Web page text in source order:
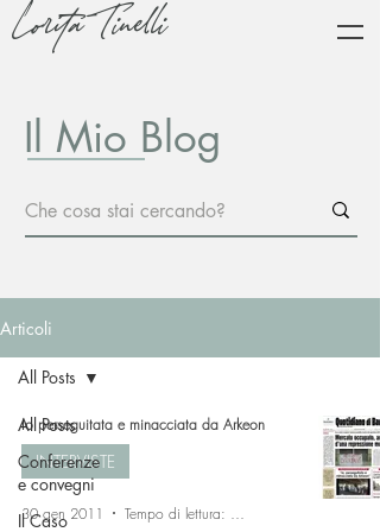
Lorita Tinelli
Il Mio Blog
Articoli
All Posts
Conferenze
e convegni
Il Caso
All Posts
Io perseguitata e minacciata da Arkeon
INTERVISTE
30 gen 2011 Tempo di lettura: 13 min